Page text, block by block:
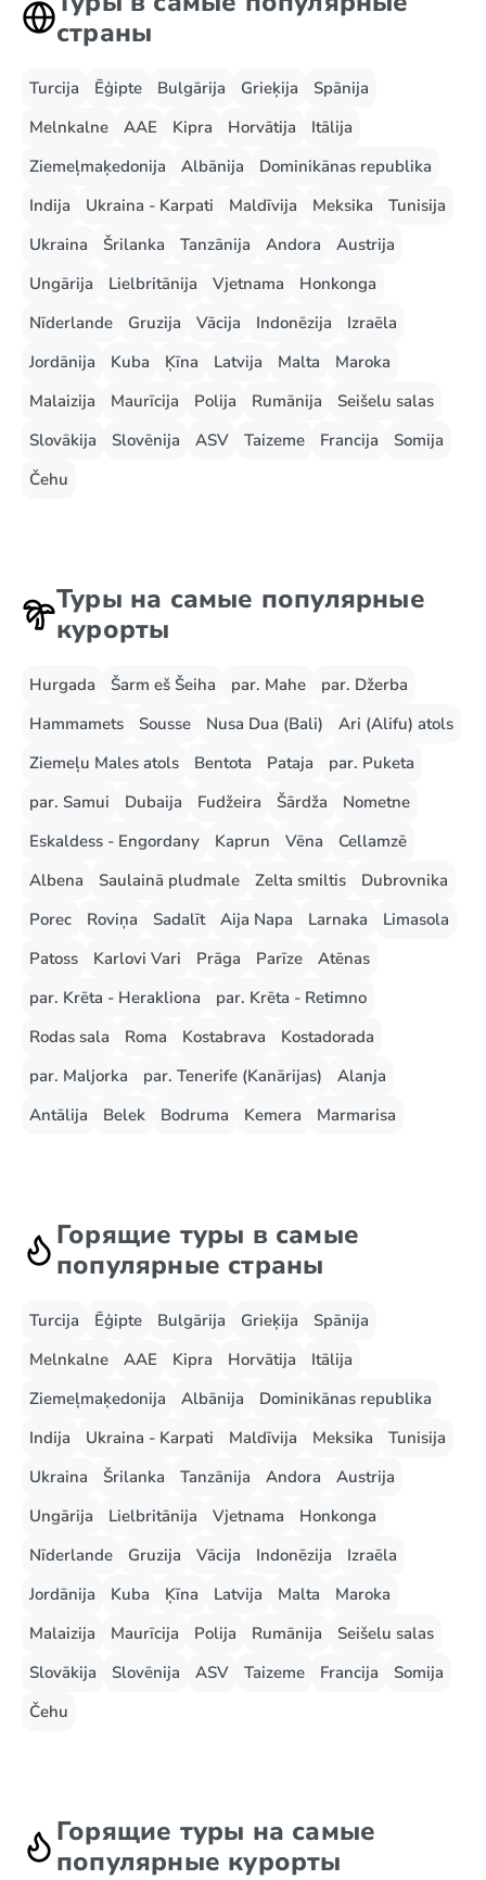
страны
Turcija Ēģipte Bulgārija Grieķija
Spānija
Melnkalne
AAE Kipra Horvātija
Itālija
Ziemeļmaķedonija
Albānija
Dominikānas republika
Indija
Ukraina - Karpati Maldīvija Meksika
Tunisija
Ukraina
Šrilanka Tanzānija Andora
Austrija
Ungārija
Lielbritānija Vjetnama
Honkonga
Nīderlande
Gruzija Vācija Indonēzija
Izraēla
Jordānija
Kuba Ķīna Latvija Malta
Maroka
Malaizija
Maurīcija Polija Rumānija
Seišelu salas
Slovākija
Slovēnija ASV Taizeme Francija
Somija
Čehu
Туры на самые популярные
курорты
Hurgada Šarm eš Šeiha par. Mahe
par. Džerba
Hammamets
Sousse Nusa Dua (Bali)
Ari (Alifu) atols
Ziemeļu Males atols
Bentota Pataja
par. Puketa
par. Samui
Dubaija Fudžeira Šārdža
Nometne
Eskaldess - Engordany
Kaprun Vēna
Cellamzē
Albena
Saulainā pludmale Zelta smiltis
Dubrovnika
Porec
Roviņa Sadalīt Aija Napa Larnaka
Limasola
Patoss
Karlovi Vari Prāga Parīze
Atēnas
par. Krēta - Herakliona
par. Krēta - Retimno
Rodas sala
Roma Kostabrava
Kostadorada
par. Maljorka
par. Tenerife (Kanārijas)
Alanja
Antālija
Belek Bodruma Kemera Marmarisa
Горящие туры в самые
популярные страны
Turcija Ēģipte Bulgārija Grieķija
Spānija
Melnkalne
AAE Kipra Horvātija
Itālija
Ziemeļmaķedonija
Albānija
Dominikānas republika
Indija
Ukraina - Karpati Maldīvija Meksika
Tunisija
Ukraina
Šrilanka Tanzānija Andora
Austrija
Ungārija
Lielbritānija Vjetnama
Honkonga
Nīderlande
Gruzija Vācija Indonēzija
Izraēla
Jordānija
Kuba Ķīna Latvija Malta
Maroka
Malaizija
Maurīcija Polija Rumānija
Seišelu salas
Slovākija
Slovēnija ASV Taizeme Francija
Somija
Čehu
Горящие туры на самые
популярные курорты